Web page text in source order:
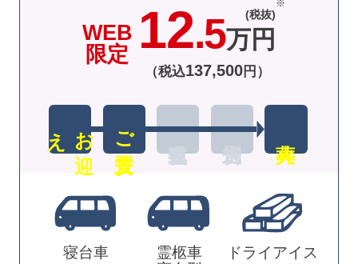
WEB
限定 12.5万円
(税抜)
（税込137,500円）
お
迎
え ご安置
寝台車
霊柩車
ドライアイス